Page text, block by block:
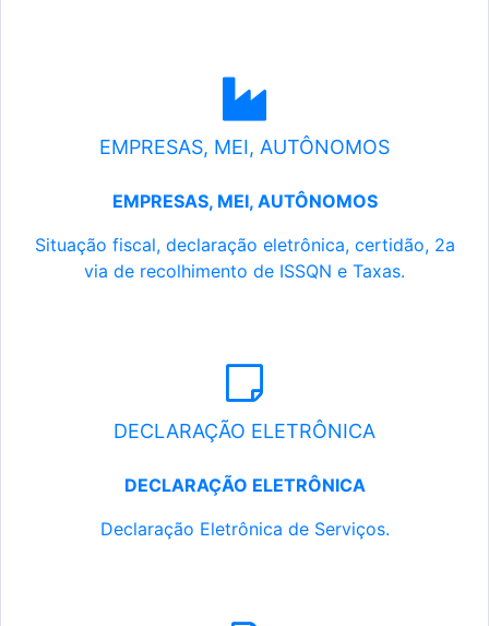
EMPRESAS, MEI, AUTÔNOMOS
EMPRESAS, MEI, AUTÔNOMOS
Situação fiscal, declaração eletrônica, certidão, 2a
via de recolhimento de ISSQN e Taxas.
DECLARAÇÃO ELETRÔNICA
DECLARAÇÃO ELETRÔNICA
Declaração Eletrônica de Serviços.